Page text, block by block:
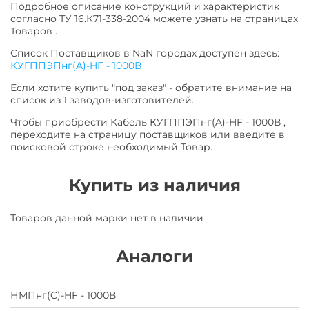
Подробное описание конструкций и характеристик
согласно ТУ 16.К71-338-2004 можете узнать на страницах
Товаров .
Список Поставщиков в NaN городах доступен здесь:
КУГППЭПнг(A)-HF - 1000В
Если хотите купить "под заказ" - обратите внимание на
список из 1 заводов-изготовителей.
Чтобы приобрести Кабель КУГППЭПнг(A)-HF - 1000В ,
переходите на страницу поставщиков или введите в
поисковой строке необходимый Товар.
Купить из наличия
Товаров данной марки нет в наличии
Аналоги
НМПнг(C)-HF - 1000В